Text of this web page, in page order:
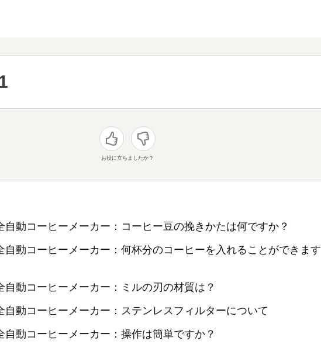
お役に立ちましたか？
自動コーヒーメーカー：コーヒー豆の挽きかたは何ですか？
自動コーヒーメーカー：何杯分のコーヒーを入れることができます
自動コーヒーメーカー：ミルの刃の材質は？
自動コーヒーメーカー：ステンレスフィルターについて
自動コーヒーメーカー：操作は簡単ですか？